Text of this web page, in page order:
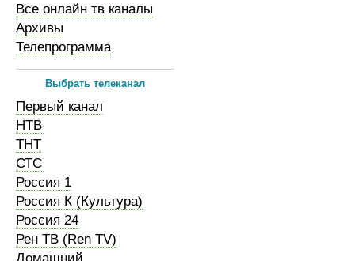
Все онлайн тв каналы
Архивы
Телепрограмма
Выбрать телеканал
Первый канал
НТВ
ТНТ
СТС
Россия 1
Россия К (Культура)
Россия 24
Рен ТВ (Ren TV)